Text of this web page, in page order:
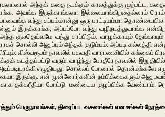
அந்தக் கதை நடக்கும் காலத்துக்கு முற்பட்ட,
அவங்க இருக்காங்களா இல்லையாங்கிறதைல்லாம்
வந்து சுப்பம்மான்னு ஒரு பாட்டியம்மா தொண்டையில
இருக்காங்க, அப்பப்போ வந்து வழிநடத்துவாங்க
வந்து சாப்பிடும். வாழக்காயும் தேங்காயும்
அனுப்பும் அந்தக் குடும்பம். அப்படி கல்லத்தி
விஸ்வரூபம் நாவலில் பகவதி வாராணசியில் கங்கைப்
கடத்தப்பட்டு வரும். வாழ்ந்து போதீரே நாவலில்
எழுதியது. சொல்லப் போனால் தொன்மங்களே
இருக்கு. என் முன்னோர்களின் நம்பிக்கைகளும்
தக்கரீதியா போட்டு மண்டைய குழப்பிக்க வேண்டாம்.
பெருநாவல்கள், திரைப்பட வசனங்கள் என உங்கள்